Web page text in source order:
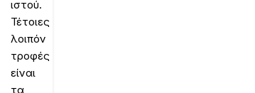
ιστού.
Τέτοιες
λοιπόν
τροφές
είναι
τα